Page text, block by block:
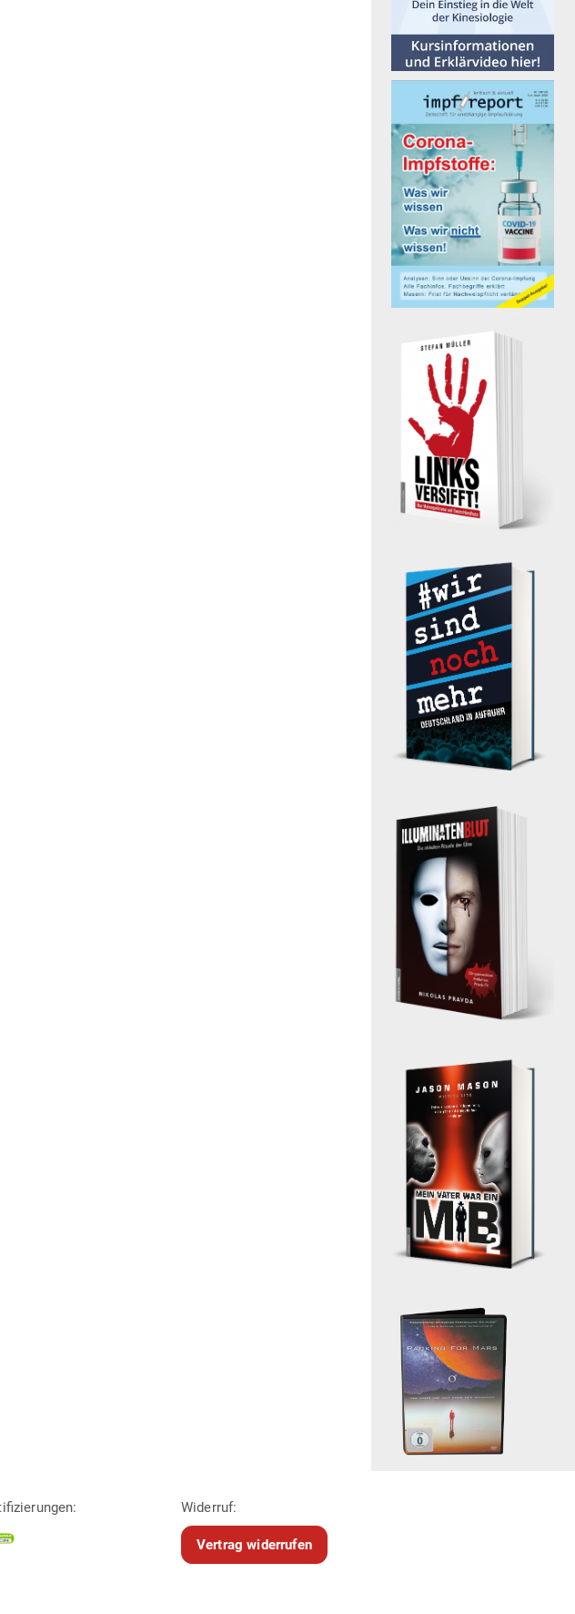
Widerruf:
Vertrag widerrufen